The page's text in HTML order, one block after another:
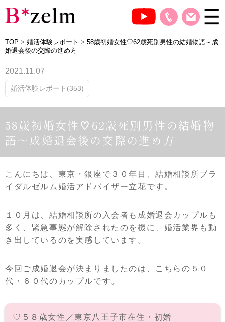
TOP > 婚活体験レポート > 58歳初婚女性♡62歳死別男性の結婚物語～成
婚退会後の交際の進め方
2021.11.07
婚活体験レポート(353)
58歳初婚女性♡62歳死別男性の結婚物
語～成婚退会後の交際の進め方
こんにちは、東京・銀座で３０年目、結婚相談所ブラ
イダルゼルム婚活アドバイザー立花です。
１０月は、結婚相談所の入会者も成婚退会カップルも
多く、緊急事態が解除されたのを機に、婚活業界も動
き出しているのを実感しています。
今回ご成婚退会が決まりましたのは、こちらの５０
代・６０代のカップルです。
♡５８歳女性／東京八王子市在住・初婚